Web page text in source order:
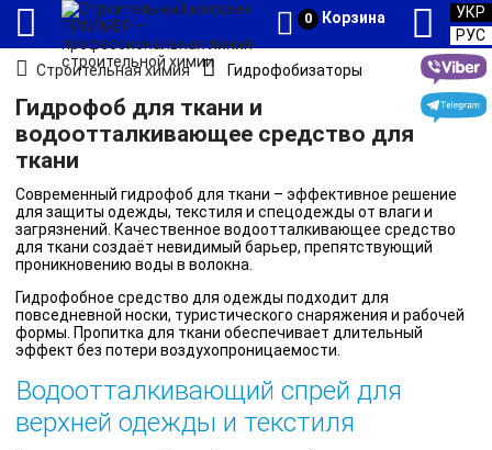
0 Корзина
УКР
РУС
Строительная химия
Гидрофобизаторы
Гидрофоб для ткани и
водоотталкивающее средство для
ткани
Современный гидрофоб для ткани – эффективное решение
для защиты одежды, текстиля и спецодежды от влаги и
загрязнений. Качественное водоотталкивающее средство
для ткани создаёт невидимый барьер, препятствующий
проникновению воды в волокна.
Гидрофобное средство для одежды подходит для
повседневной носки, туристического снаряжения и рабочей
формы. Пропитка для ткани обеспечивает длительный
эффект без потери воздухопроницаемости.
Водоотталкивающий спрей для
верхней одежды и текстиля